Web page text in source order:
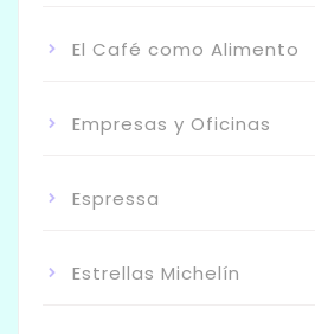
El Café como Alimento
Empresas y Oficinas
Espressa
Estrellas Michelín